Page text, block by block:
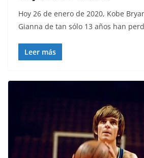
Hoy 26 de enero de 2020, Kobe
Gianna de tan sólo 13 años han
Leer más